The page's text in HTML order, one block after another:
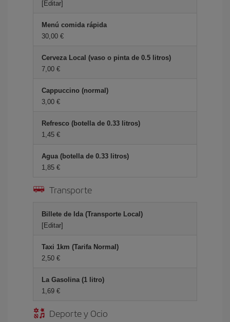
[Editar]
Menú comida rápida
30,00
Cerveza Local (vaso o pinta de 0.5 litros)
7,00
Cappuccino (normal)
3,00
Refresco (botella de 0.33 litros)
1,45
Agua (botella de 0.33 litros)
1,85
Transporte
Billete de Ida (Transporte Local)
[Editar]
Taxi 1km (Tarifa Normal)
2,50
La Gasolina (1 litro)
1,69
Deporte y Ocio